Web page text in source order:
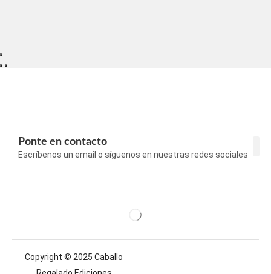
Ponte en contacto
Escríbenos un email o síguenos en nuestras redes sociales
Copyright © 2025 Caballo